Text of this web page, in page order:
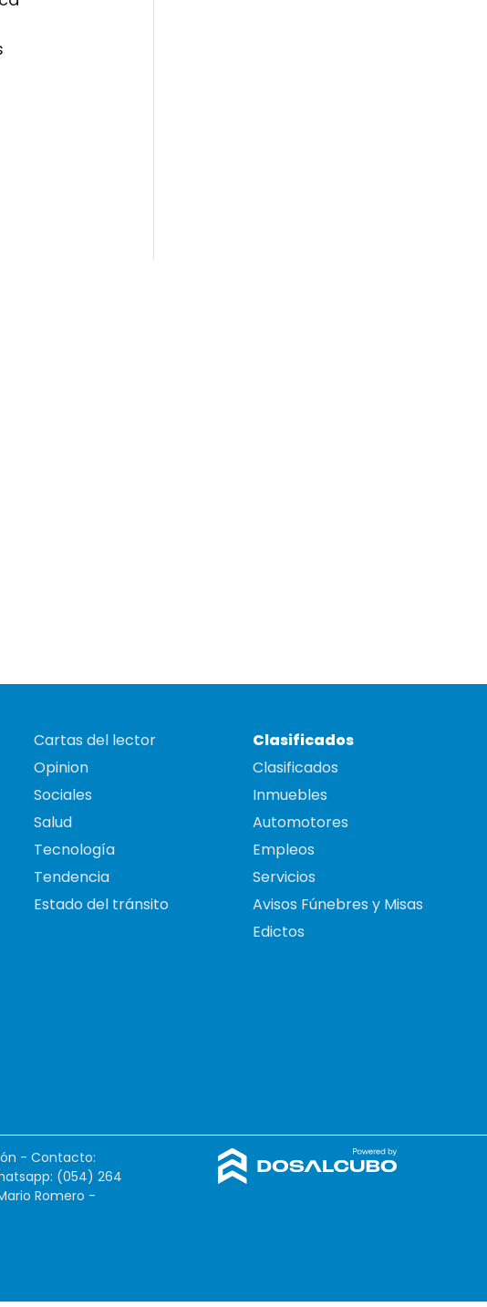
Cartas del lector
Opinion
Sociales
Salud
Tecnología
Tendencia
Estado del tránsito
Clasificados
Clasificados
Inmuebles
Automotores
Empleos
Servicios
Avisos Fúnebres y Misas
Edictos
- Contacto:
(054) 264
Romero -